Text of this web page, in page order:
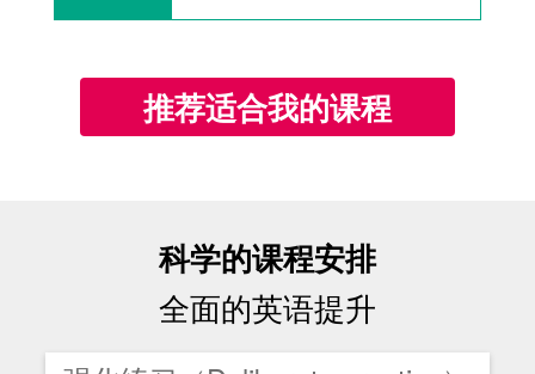
推荐适合我的课程
科学的课程安排
全面的英语提升